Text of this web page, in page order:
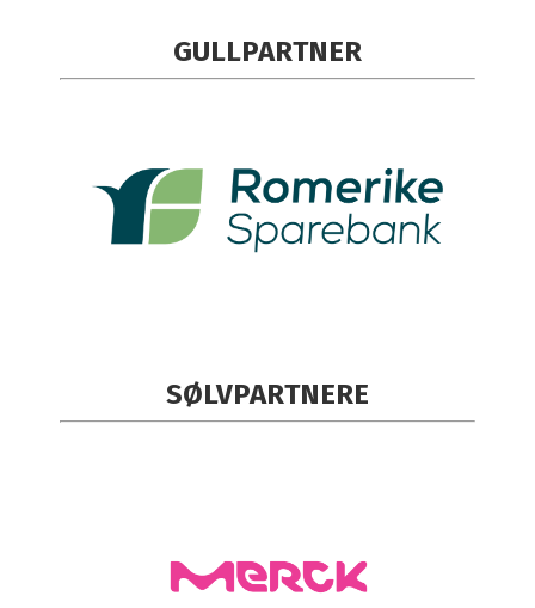
GULLPARTNER
SØLVPARTNERE